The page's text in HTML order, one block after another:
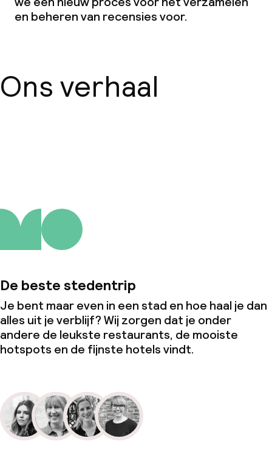
en beheren van recensies voor.
Ons verhaal
De beste stedentrip
Je bent maar even in een stad en hoe haal je dan
alles uit je verblijf? Wij zorgen dat je onder
andere de leukste restaurants, de mooiste
hotspots en de fijnste hotels vindt.